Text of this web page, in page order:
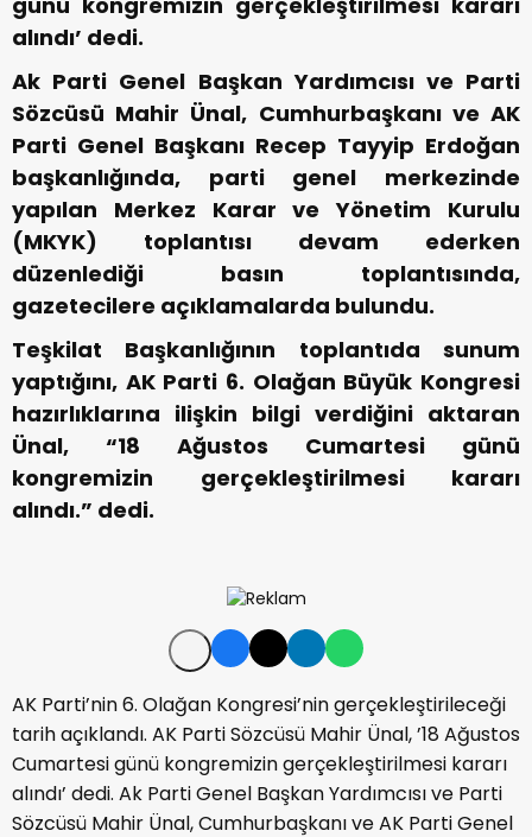
alındı’ dedi.
Ak Parti Genel Başkan Yardımcısı ve Parti
Sözcüsü Mahir Ünal, Cumhurbaşkanı ve AK
Parti Genel Başkanı Recep Tayyip Erdoğan
başkanlığında, parti genel merkezinde
yapılan Merkez Karar ve Yönetim Kurulu
(MKYK) toplantısı devam ederken
düzenlediği basın toplantısında,
gazetecilere açıklamalarda bulundu.
Teşkilat Başkanlığının toplantıda sunum
yaptığını, AK Parti 6. Olağan Büyük Kongresi
hazırlıklarına ilişkin bilgi verdiğini aktaran
Ünal, “18 Ağustos Cumartesi günü
kongremizin gerçekleştirilmesi kararı
alındı.” dedi.
AK Parti’nin 6. Olağan Kongresi’nin gerçekleştirileceği
tarih açıklandı. AK Parti Sözcüsü Mahir Ünal, ’18 Ağustos
Cumartesi günü kongremizin gerçekleştirilmesi kararı
alındı’ dedi. Ak Parti Genel Başkan Yardımcısı ve Parti
Sözcüsü Mahir Ünal, Cumhurbaşkanı ve AK Parti Genel